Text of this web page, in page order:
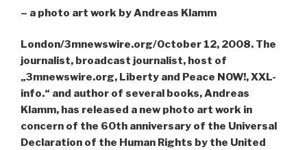
– a photo art work by Andreas Klamm
London/3mnewswire.org/October 12, 2008. The
journalist, broadcast journalist, host of
„3mnewswire.org, Liberty and Peace NOW!, XXL-
info.“ and author of several books, Andreas
Klamm, has released a new photo art work in
concern of the 60th anniversary of the Universal
Declaration of the Human Rights by the United